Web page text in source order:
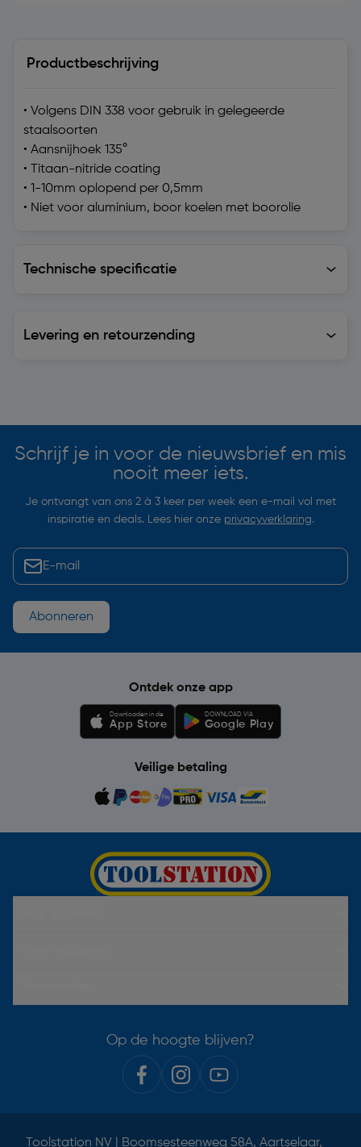
Productbeschrijving
• Volgens DIN 338 voor gebruik in gelegeerde
staalsoorten
• Aansnijhoek 135°
• Titaan-nitride coating
• 1-10mm oplopend per 0,5mm
• Niet voor aluminium, boor koelen met boorolie
Technische specificatie
Levering en retourzending
Schrijf je in voor de nieuwsbrief en mis
nooit meer iets.
Je ontvangt van ons 2 à 3 keer per week een e-mail vol met
inspiratie en deals. Lees hier onze privacyverklaring.
Abonneren
Ontdek onze app
Downloaden in de
App Store
DOWNLOAD VIA
Google Play
Veilige betaling
Op de hoogte blijven?
Toolstation NV | Boomsesteenweg 58A, Aartselaar,